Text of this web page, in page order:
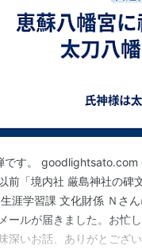
です。
前「境内社 厳島神社の碑
涯学習課 文化財係 Ｎさ
ールが届きました。お忙
深いお話、ありがとござ